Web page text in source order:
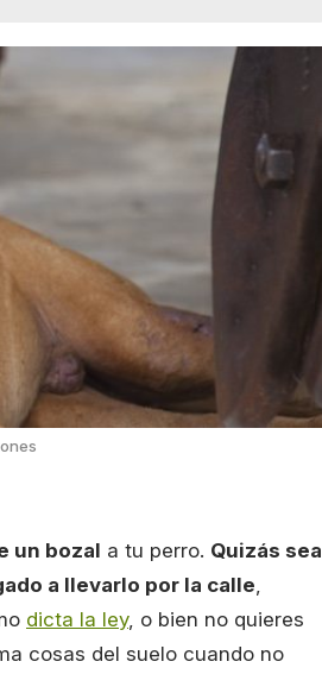
un bozal a tu perro. Quizás sea
a llevarlo por la calle
dicta la ley, o bien no quieres
cosas del suelo cuando no